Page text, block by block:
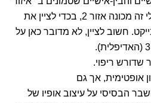
השבר הבסיסי״. אזור מנטלי זה מכונה אזור 2, בכדי לציין את
חשוב לציין, לא מדובר כאן על
שדורש ריפוי.
אופטימית, אך גם
הבסיסי על עיצוב אופיו של